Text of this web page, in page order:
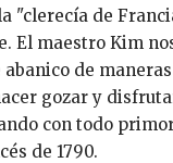
"clerecía de
El maestro Kim
de
gozar y
con todo
de 1790.